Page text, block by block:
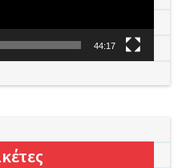
44:17